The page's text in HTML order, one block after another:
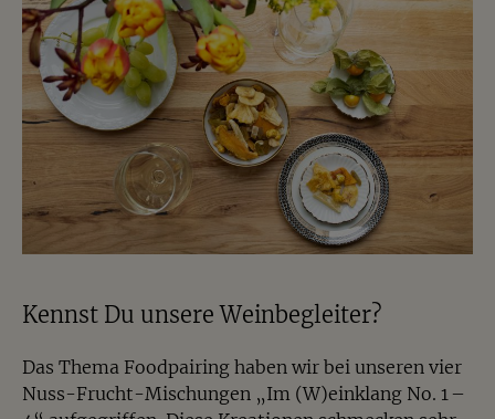
Kennst Du unsere Weinbegleiter?
Das Thema Foodpairing haben wir bei unseren vier
Nuss-Frucht-Mischungen „Im (W)einklang No. 1 –